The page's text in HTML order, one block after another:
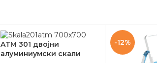
ATM 301 двојни
алуминиумски скали
-12%